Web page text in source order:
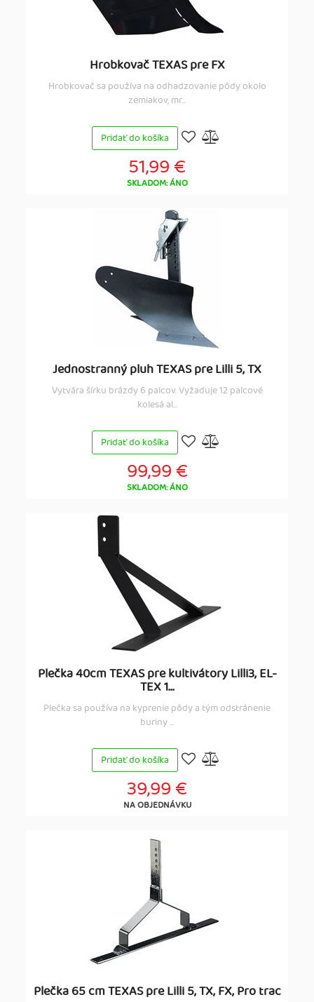
Hrobkovač TEXAS pre FX
Hrobkovač sa používa na odhadzovanie pôdy okolo
zemiakov, mr...
Pridať do košíka
51,99 €
SKLADOM: ÁNO
Jednostranný pluh TEXAS pre Lilli 5, TX
Vytvára šírku brázdy 6 palcov. Vyžaduje 12 palcové
kolesá al...
Pridať do košíka
99,99 €
SKLADOM: ÁNO
Plečka 40cm TEXAS pre kultivátory Lilli3, EL-
TEX 1...
Plečka sa používa na kyprenie pôdy a tým odstránenie
buriny ...
Pridať do košíka
39,99 €
NA OBJEDNÁVKU
Plečka 65 cm TEXAS pre Lilli 5, TX, FX, Pro trac